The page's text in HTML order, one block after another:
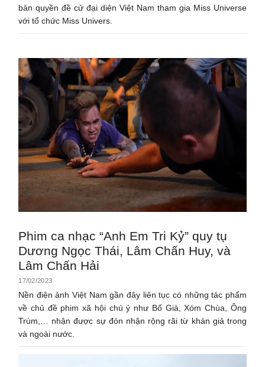
bản quyền đề cử đại diện Việt Nam tham gia Miss Universe
với tổ chức Miss Univers.
Phim ca nhạc “Anh Em Tri Kỷ” quy tụ
Dương Ngọc Thái, Lâm Chấn Huy, và
Lâm Chấn Hải
17/02/2023
Nền điện ảnh Việt Nam gần đây liên tục có những tác phẩm
về chủ đề phim xã hội chú ý như Bố Già, Xóm Chùa, Ông
Trùm,… nhận được sự đón nhận rộng rãi từ khán giả trong
và ngoài nước.